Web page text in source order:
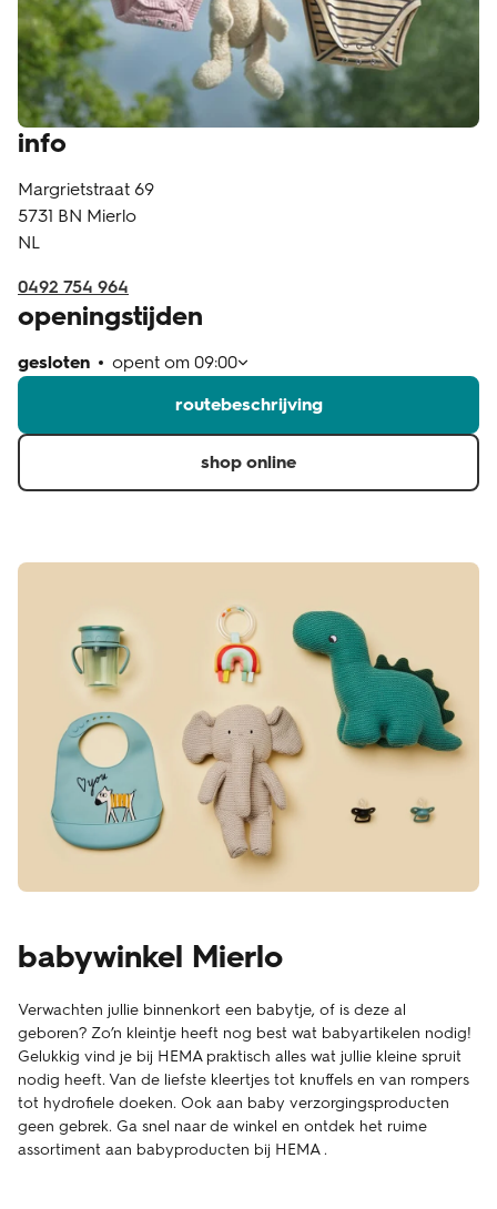
klantenservice
info
Margrietstraat 69
5731 BN Mierlo
NL
0492 754 964
openingstijden
gesloten opent om 09:00
routebeschrijving
shop online
babywinkel Mierlo
Verwachten jullie binnenkort een babytje, of is deze al
geboren? Zo’n kleintje heeft nog best wat babyartikelen nodig!
Gelukkig vind je bij HEMA praktisch alles wat jullie kleine spruit
nodig heeft. Van de liefste kleertjes tot knuffels en van rompers
tot hydrofiele doeken. Ook aan baby verzorgingsproducten
geen gebrek. Ga snel naar de winkel en ontdek het ruime
assortiment aan babyproducten bij HEMA .